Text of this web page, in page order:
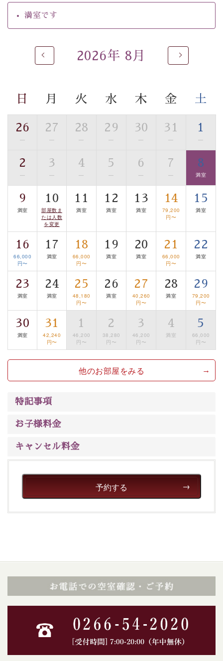
【温泉】
るご入浴をお愉しみください。
■お座敷風呂（大浴場）
す。
※男性大浴場までのご移動には階段がございます。 予め
ご了承のほどお願いいたします。
眺望はございませんが、源泉掛け流しの温泉の質を楽し
む貸切温泉風呂です。ゆったりといやされるプライベー
トな空間をお愉しみください。
【旅】
■諏訪大社4社を巡る無料参拝バス
豊富な知識を持ったドライバー兼ガイドが諏訪大社をご
案内します。 事前ご予約制ですので、ご利用ご希望の方
は【3日前まで】にお電話ください。
※交通規制などにより運行できない日がございます
※年末年始及び御柱祭前後は運行しておりません
上諏訪温泉“しんゆ”なら諏訪大社など歴史ある諏訪の街
で心癒されます。
清らかな源泉、自然の恵みあるお食事、諏訪湖に包まれ
るお部屋、 大人のたしなみを感じていただける、美しく
癒される宿で贅沢に幸せのときを安心してお過ごしくだ
満室です
2026年 8月
日 月 火 水 木 金 土
26
—
27
—
28
—
29
—
30
—
31
—
1
—
2
—
3
—
4
—
5
—
6
—
7
—
8
満室
9
満室
10
部屋数ま
たは人数
を変更
11
満室
12
満室
13
満室
14
79,200
円〜
15
満室
16
66,000
円〜
17
満室
18
66,000
円〜
19
満室
20
満室
21
66,000
円〜
22
満室
23
満室
24
満室
25
48,180
円〜
26
満室
27
40,260
円〜
28
満室
29
79,200
円〜
30
満室
31
42,240
円〜
1
46,200
円〜
2
38,280
円〜
3
46,200
円〜
4
満室
5
66,000
円〜
他のお部屋をみる
特記事項
お子様料金
キャンセル料金
予約する